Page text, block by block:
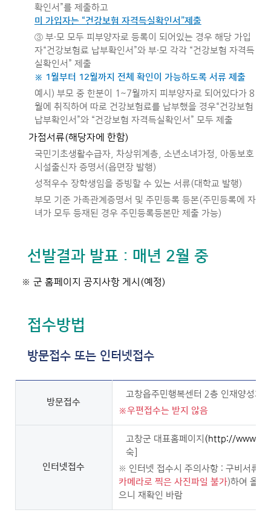
확인서”를 제출하고
미 가입자는 “건강보험 자격득실확인서”제출
③ 부·모 모두 피부양자로 등록이 되어있는 경우 해당 가입
자“건강보험료 납부확인서”와 부·모 각각 “건강보험 자격득
실확인서” 제출
※ 1월부터 12월까지 전체 확인이 가능하도록 서류 제출
예시) 부모 중 한분이 1~7월까지 피부양자로 되어있다가 8
월에 취직하여 따로 건강보험료를 납부했을 경우“건강보험
납부확인서”와 “건강보험 자격득실확인서” 모두 제출
가점서류(해당자에 한함)
국민기초생활수급자, 차상위계층, 소년소녀가정, 아동보호
시설출신자 증명서(읍면장 발행)
성적우수 장학생임을 증빙할 수 있는 서류(대학교 발행)
부모 기준 가족관계증명서 및 주민등록 등본(주민등록에 자
녀가 모두 등재된 경우 주민등록등본만 제출 가능)
선발결과 발표 : 매년 2월 중
※ 군 홈페이지 공지사항 게시(예정)
접수방법
방문접수 또는 인터넷접수
방문접수
고창읍주민행복센터 2층 인재양성과
※우편접수는 받지 않음
인터넷접수
고창군 대표홈페이지 (http://
숙]
※ 인터넷 접수시 주의사항 : 구비서류
카메라로 찍은 사진파일 불가)하여 올려
으니 재확인 바람